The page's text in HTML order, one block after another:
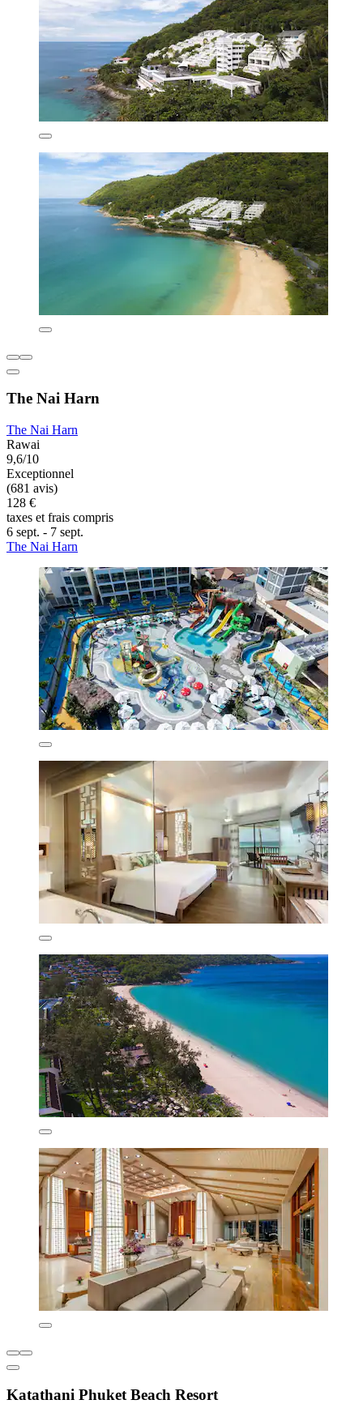
The Nai Harn
The Nai Harn
Rawai
9,6/10
Exceptionnel
(681 avis)
128 €
taxes et frais compris
6 sept. - 7 sept.
The Nai Harn
Katathani Phuket Beach Resort